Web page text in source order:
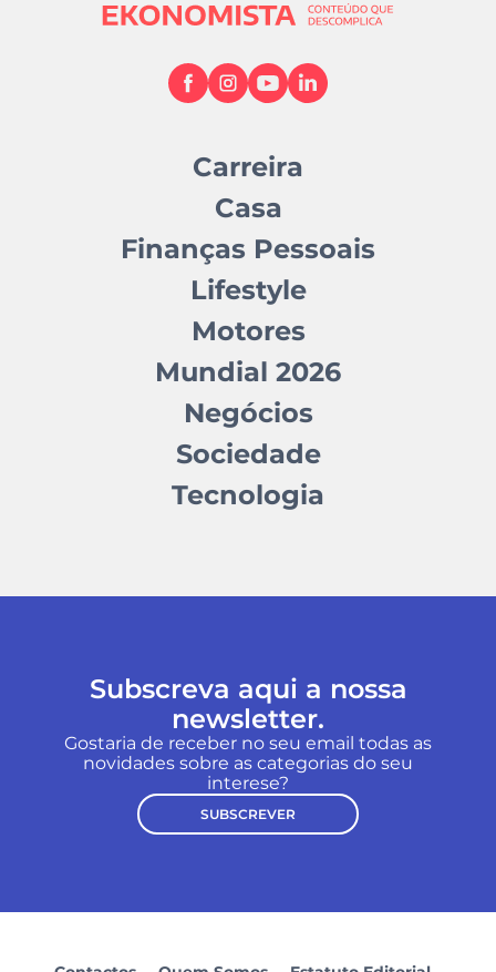
Carreira
Casa
Finanças Pessoais
Lifestyle
Motores
Mundial 2026
Negócios
Sociedade
Tecnologia
Subscreva aqui a nossa
newsletter.
Gostaria de receber no seu email todas as
novidades sobre as categorias do seu
interese?
SUBSCREVER